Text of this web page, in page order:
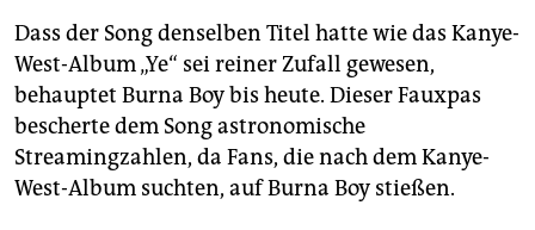
Dass der Song denselben Titel hatte wie das Kanye-
West-Album „Ye“ sei reiner Zufall gewesen,
behauptet Burna Boy bis heute. Dieser Fauxpas
bescherte dem Song astronomische
Streamingzahlen, da Fans, die nach dem Kanye-
West-Album suchten, auf Burna Boy stießen.